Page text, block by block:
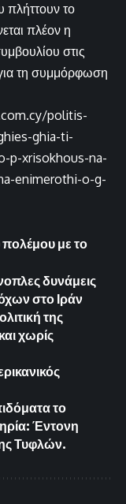
πλήττουν το
πλέον η
στις
τη συμμόρφωση
politis-
ghia-ti-
p-xrisokhous-na-
enimerothi-o-g-
πολέμου με το
δυνάμεις
στο Ιράν
της
χωρίς
το
Έντονη
Τυφλών.